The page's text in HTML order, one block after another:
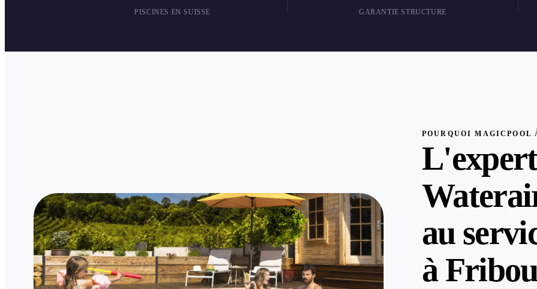
PISCINES EN SUISSE GARANTIE STRUCTURE
POURQUOI MAGICPOOL
au
à